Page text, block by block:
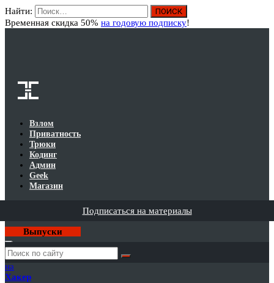
Найти:
Временная скидка 50% на годовую подписку!
Взлом
Приватность
Трюки
Кодинг
Админ
Geek
Магазин
Подписаться на материалы
Выпуски
Годовая
подписка
на
Хакер